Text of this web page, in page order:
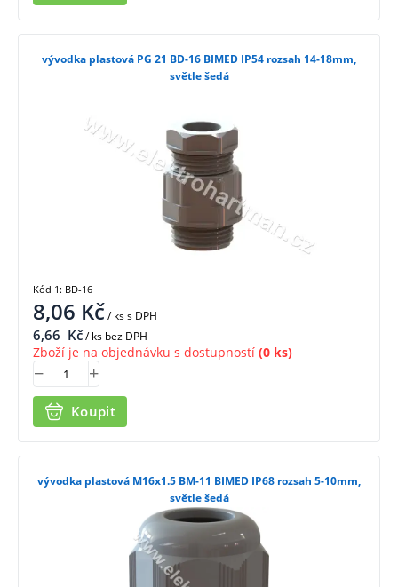
vývodka plastová PG 21 BD-16 BIMED IP54 rozsah 14-18mm,
světle šedá
8,06 Kč/ kss DPH
6,66 Kč/ ks bez DPH
Zboží je na objednávku s dostupností (0 ks)
Koupit
Kód 1: BD-16
vývodka plastová M16x1.5 BM-11 BIMED IP68 rozsah 5-10mm,
světle šedá